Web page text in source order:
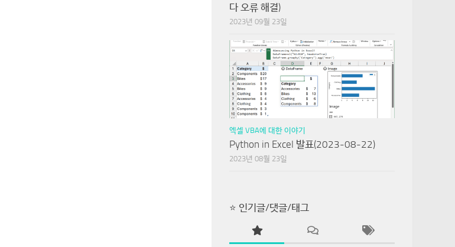
다 오류 해결)
2023년 09월 23일
엑셀 VBA에 대한 이야기
Python in Excel 발표(2023-08-22)
2023년 08월 23일
⭐ 인기글/댓글/태그